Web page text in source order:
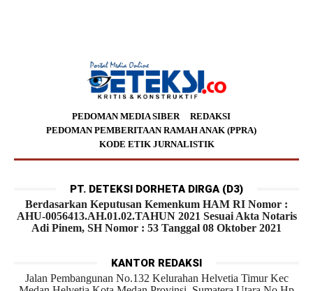
PEDOMAN MEDIA SIBER
REDAKSI
PEDOMAN PEMBERITAAN RAMAH ANAK (PPRA)
KODE ETIK JURNALISTIK
PT. DETEKSI DORHETA DIRGA (D3)
Berdasarkan Keputusan Kemenkum HAM RI Nomor :
AHU-0056413.AH.01.02.TAHUN 2021 Sesuai Akta Notaris
Adi Pinem, SH Nomor : 53 Tanggal 08 Oktober 2021
KANTOR REDAKSI
Jalan Pembangunan No.132 Kelurahan Helvetia Timur Kec